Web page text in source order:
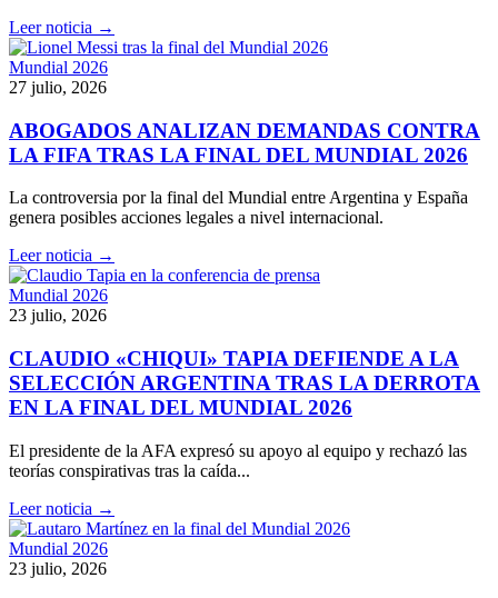
Leer noticia →
Mundial 2026
27 julio, 2026
ABOGADOS ANALIZAN DEMANDAS CONTRA
LA FIFA TRAS LA FINAL DEL MUNDIAL 2026
La controversia por la final del Mundial entre Argentina y España
genera posibles acciones legales a nivel internacional.
Leer noticia →
Mundial 2026
23 julio, 2026
CLAUDIO «CHIQUI» TAPIA DEFIENDE A LA
SELECCIÓN ARGENTINA TRAS LA DERROTA
EN LA FINAL DEL MUNDIAL 2026
El presidente de la AFA expresó su apoyo al equipo y rechazó las
teorías conspirativas tras la caída...
Leer noticia →
Mundial 2026
23 julio, 2026